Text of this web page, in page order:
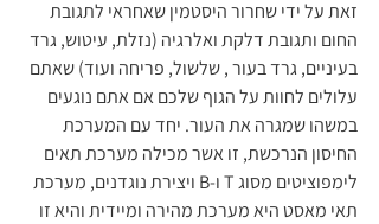
זאת על ידי שחרור היסטמין שאחראי לתגובת
החום ותגובת דלקת ואלרגיה (נזלת, עיטוש, גרד
בעיניים, גרד בעור , שלשול, פריחה ועוד) שאתם
עלולים לחוות על הגוף שלכם אם אתם נוגעים
במשהו שמגרה את העור. יחד עם המערכת
החיסון הנרכשת, זו אשר מכילה מערכת תאים
לימפוציטים מסוג T ו-B ויצירת נוגדנים, מערכת
תאי מאסט היא מערכת מהירה ומיידית והיא זו